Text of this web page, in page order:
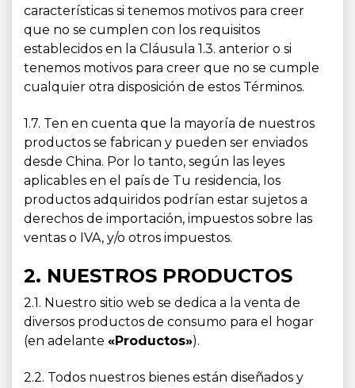
características si tenemos motivos para creer
que no se cumplen con los requisitos
establecidos en la Cláusula 1.3. anterior o si
tenemos motivos para creer que no se cumple
cualquier otra disposición de estos Términos.
1.7. Ten en cuenta que la mayoría de nuestros
productos se fabrican y pueden ser enviados
desde China. Por lo tanto, según las leyes
aplicables en el país de Tu residencia, los
productos adquiridos podrían estar sujetos a
derechos de importación, impuestos sobre las
ventas o IVA, y/o otros impuestos.
2. NUESTROS PRODUCTOS
2.1. Nuestro sitio web se dedica a la venta de
diversos productos de consumo para el hogar
(en adelante «Productos»).
2.2. Todos nuestros bienes están diseñados y